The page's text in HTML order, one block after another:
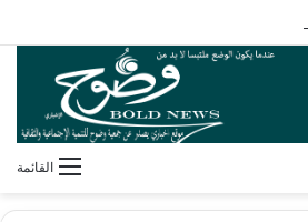
القائمة